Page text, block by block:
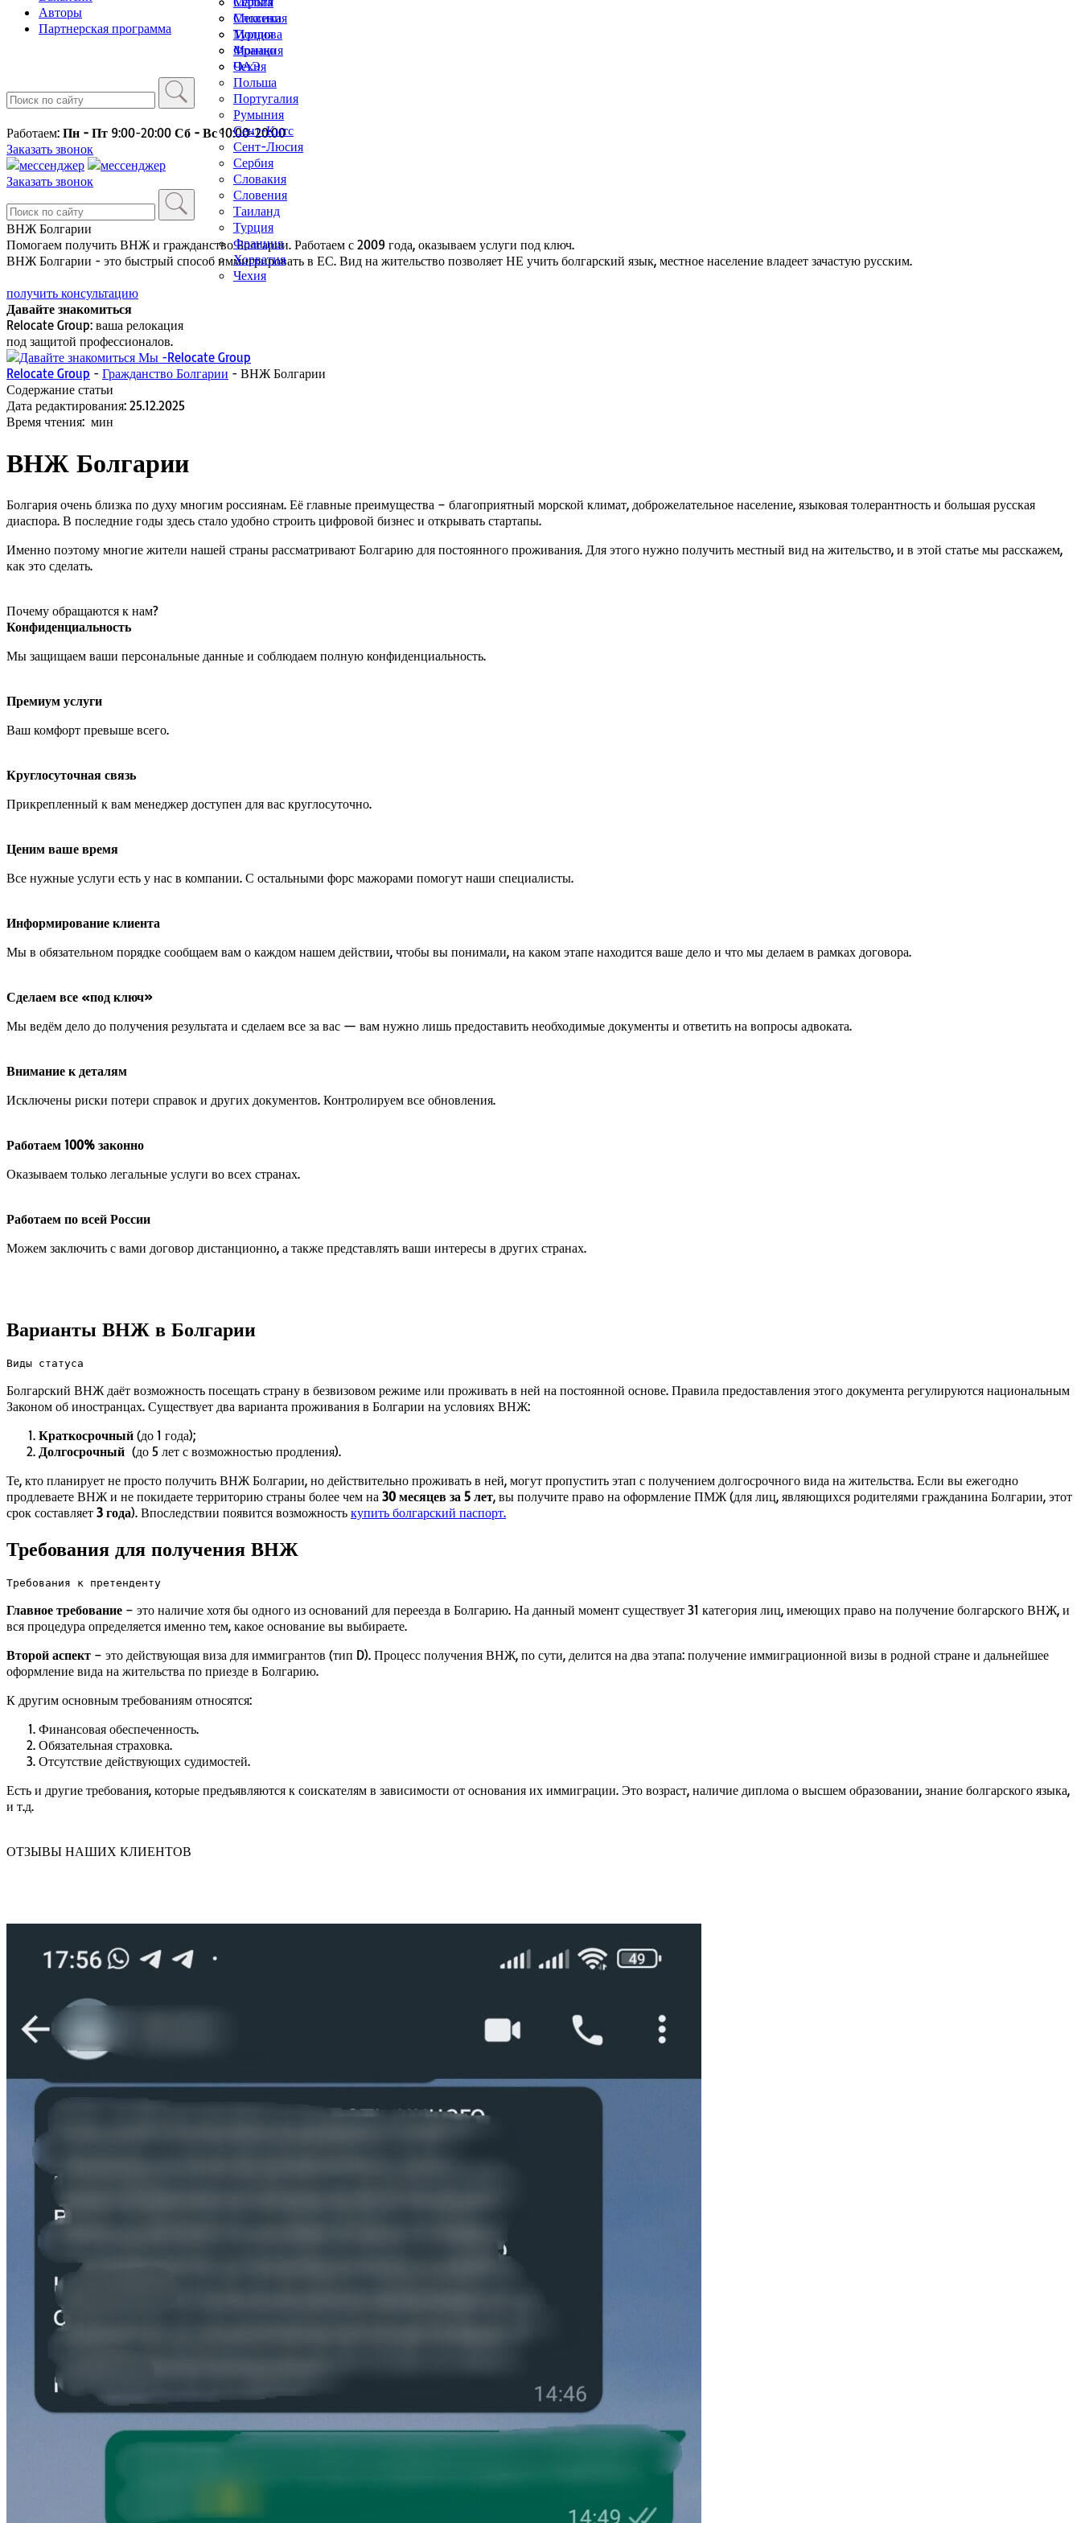
Мексика
Молдова
Монако
ОАЭ
Польша
Португалия
Румыния
Сент-Китс
Сент-Люсия
Сербия
Словакия
Словения
Таиланд
Турция
Франция
Хорватия
Чехия
Словения
Турция
Франция
Чехия
Авторы
Партнерская программа
Работаем: Пн - Пт 9:00-20:00 Сб - Вс10:00-20:00
Заказать звонок
Заказать звонок
ВНЖ Болгарии
Помогаем получить ВНЖ и гражданство Болгарии. Работаем с 2009 года, оказываем услуги под ключ.
ВНЖ Болгарии - это быстрый способ иммигрировать в ЕС. Вид на жительство позволяет НЕ учить болгарский язык, местное население владеет зачастую русским.
получить консультацию
Давайте знакомиться
Relocate Group: ваша релокация
под защитой профессионалов.
Relocate Group - Гражданство Болгарии - ВНЖ Болгарии
Содержание статьи
Дата редактирования: 25.12.2025
Время чтения: мин
ВНЖ Болгарии
Болгария очень близка по духу многим россиянам. Её главные преимущества – благоприятный морской климат, доброжелательное население, языковая толерантность и большая русская
диаспора. В последние годы здесь стало удобно строить цифровой бизнес и открывать стартапы.
Именно поэтому многие жители нашей страны рассматривают Болгарию для постоянного проживания. Для этого нужно получить местный вид на жительство, и в этой статье мы расскажем,
как это сделать.
Почему обращаются к нам?
Конфиденциальность
Мы защищаем ваши персональные данные и соблюдаем полную конфиденциальность.
Премиум услуги
Ваш комфорт превыше всего.
Круглосуточная связь
Прикрепленный к вам менеджер доступен для вас круглосуточно.
Ценим ваше время
Все нужные услуги есть у нас в компании. С остальными форс мажорами помогут наши специалисты.
Информирование клиента
Мы в обязательном порядке сообщаем вам о каждом нашем действии, чтобы вы понимали, на каком этапе находится ваше дело и что мы делаем в рамках договора.
Сделаем все «под ключ»
Мы ведём дело до получения результата и сделаем все за вас — вам нужно лишь предоставить необходимые документы и ответить на вопросы адвоката.
Внимание к деталям
Исключены риски потери справок и других документов. Контролируем все обновления.
Работаем 100% законно
Оказываем только легальные услуги во всех странах.
Работаем по всей России
Можем заключить с вами договор дистанционно, а также представлять ваши интересы в других странах.
Варианты ВНЖ в Болгарии
Виды статуса
Болгарский ВНЖ даёт возможность посещать страну в безвизовом режиме или проживать в ней на постоянной основе. Правила предоставления этого документа регулируются национальным
Законом об иностранцах. Существует два варианта проживания в Болгарии на условиях ВНЖ:
Краткосрочный (до 1 года);
Долгосрочный (до 5 лет с возможностью продления).
Те, кто планирует не просто получить ВНЖ Болгарии, но действительно проживать в ней, могут пропустить этап с получением долгосрочного вида на жительства. Если вы ежегодно
продлеваете ВНЖ и не покидаете территорию страны более чем на 30 месяцев за 5 лет, вы получите право на оформление ПМЖ (для лиц, являющихся родителями гражданина Болгарии, этот
срок составляет 3 года). Впоследствии появится возможность купить болгарский паспорт.
Требования для получения ВНЖ
Требования к претенденту
Главное требование – это наличие хотя бы одного из оснований для переезда в Болгарию. На данный момент существует 31 категория лиц, имеющих право на получение болгарского ВНЖ, и
вся процедура определяется именно тем, какое основание вы выбираете.
Второй аспект – это действующая виза для иммигрантов (тип D). Процесс получения ВНЖ, по сути, делится на два этапа: получение иммиграционной визы в родной стране и дальнейшее
оформление вида на жительства по приезде в Болгарию.
К другим основным требованиям относятся:
Финансовая обеспеченность.
Обязательная страховка.
Отсутствие действующих судимостей.
Есть и другие требования, которые предъявляются к соискателям в зависимости от основания их иммиграции. Это возраст, наличие диплома о высшем образовании, знание болгарского языка,
и т.д.
ОТЗЫВЫ НАШИХ КЛИЕНТОВ